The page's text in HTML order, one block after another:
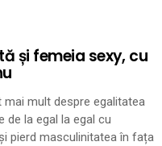
și femeia sexy, cu
mult despre egalitatea
de la egal la egal cu
pierd masculinitatea în fața